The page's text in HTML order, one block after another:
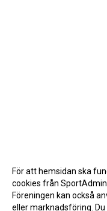
För att hemsidan ska
cookies från
Föreningen kan också
eller marknadsföring. Du